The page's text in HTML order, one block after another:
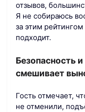
отзывов,
Я не собираюсь
за этим
подходит.
Безопасность
смешивает
Гость отмечает,
не отменили,